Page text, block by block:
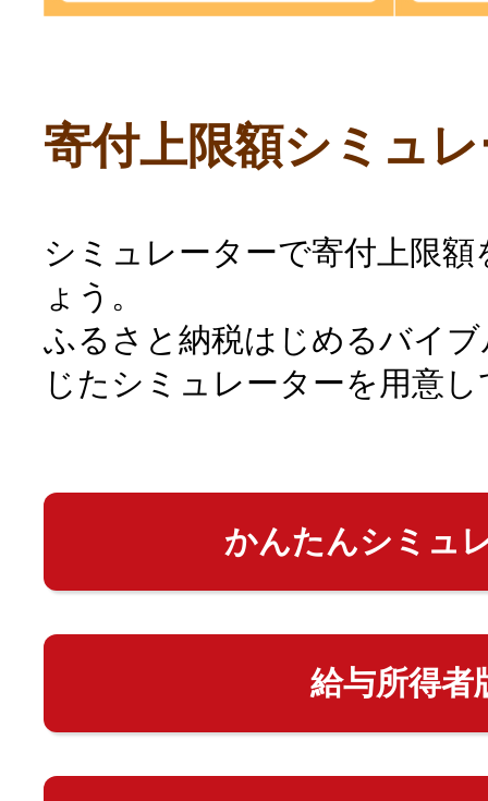
寄付上限額シミュ
シミュレーターで寄付上限
ょう。
ふるさと納税はじめるバイ
じたシミュレーターを用意
かんたんシミュ
給与所得者